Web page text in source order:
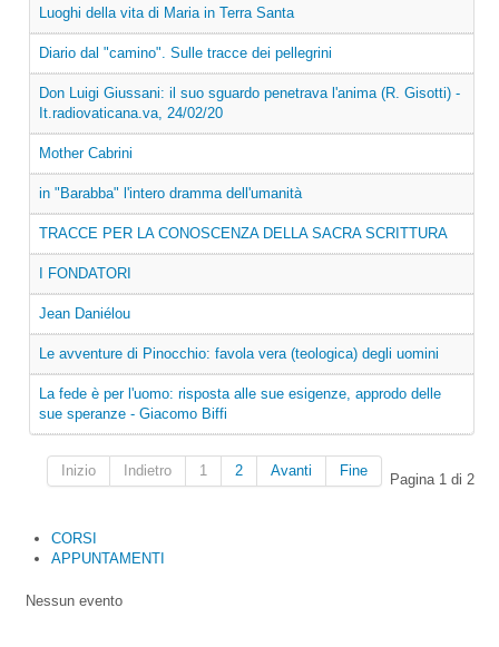
Luoghi della vita di Maria in Terra Santa
Diario dal "camino". Sulle tracce dei pellegrini
Don Luigi Giussani: il suo sguardo penetrava l'anima (R. Gisotti) -
It.radiovaticana.va, 24/02/20
Mother Cabrini
in "Barabba" l'intero dramma dell'umanità
TRACCE PER LA CONOSCENZA DELLA SACRA SCRITTURA
I FONDATORI
Jean Daniélou
Le avventure di Pinocchio: favola vera (teologica) degli uomini
La fede è per l'uomo: risposta alle sue esigenze, approdo delle
sue speranze - Giacomo Biffi
Pagina 1 di 2
Inizio Indietro 1 2 Avanti Fine
CORSI
APPUNTAMENTI
Nessun evento